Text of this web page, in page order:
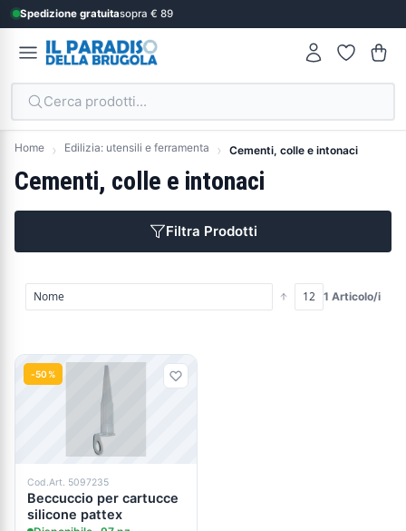
Spedizione gratuitasopra € 89
Cerca prodotti...
Home Edilizia: utensili e ferramenta Cementi, colle e intonaci
Cementi, colle e intonaci
Filtra Prodotti
1 Articolo/i
Prodotti
-50%
Cod.Art. 5097235
Beccuccio per cartucce
silicone pattex